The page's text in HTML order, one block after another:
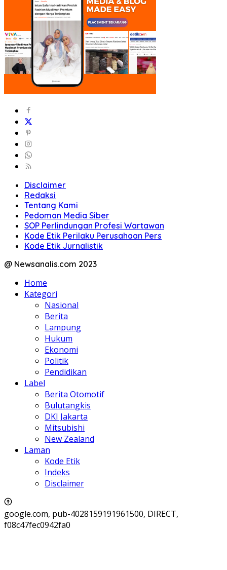
Disclaimer
Redaksi
Tentang Kami
Pedoman Media Siber
SOP Perlindungan Profesi Wartawan
Kode Etik Perilaku Perusahaan Pers
Kode Etik Jurnalistik
@ Newsanalis.com 2023
Home
Kategori
Nasional
Berita
Lampung
Hukum
Ekonomi
Politik
Pendidikan
Label
Berita Otomotif
Bulutangkis
DKI Jakarta
Mitsubishi
New Zealand
Laman
Kode Etik
Indeks
Disclaimer
google.com, pub-4028159191961500, DIRECT,
f08c47fec0942fa0